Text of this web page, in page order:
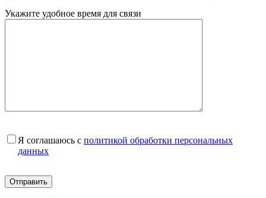
Укажите удобное время для связи
Я соглашаюсь с политикой обработки персональных
данных